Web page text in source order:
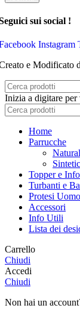
sui social !
Instagram
e Modificato
Inizia a digitare per
Home
Parrucche
Topper e
Turbanti e
Protesi Uomo
Accessori
Info Utili
Lista dei
Carrello
Chiudi
Accedi
Chiudi
Non hai un